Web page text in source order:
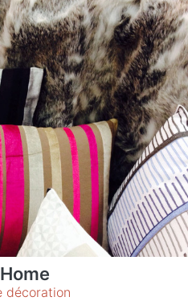
décoration